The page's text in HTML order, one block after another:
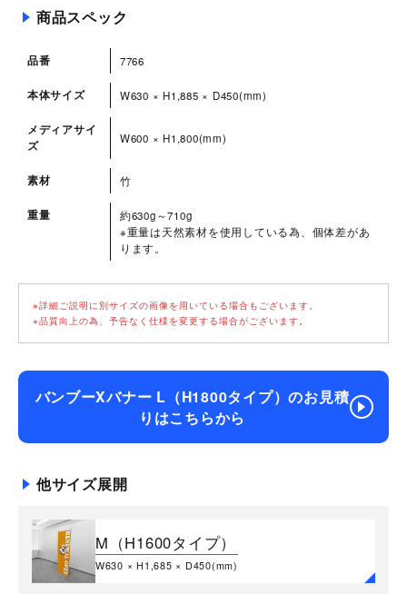
商品スペック
品番 7766
本体サイズ W630 × H1,885 × D450(mm)
メディアサイ
ズ
W600 × H1,800(mm)
素材 竹
重量
約630g～710g
※重量は天然素材を使用している為、個体差があ
ります。
※詳細ご説明に別サイズの画像を用いている場合もございます。
※品質向上の為、予告なく仕様を変更する場合がございます。
バンブーXバナー L（H1800タイプ）のお見積
りはこちらから
他サイズ展開
M（H1600タイプ）
W630 × H1,685 × D450(mm)